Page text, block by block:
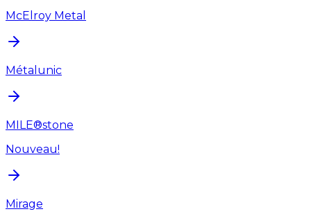
McElroy Metal
Métalunic
MILE®stone
Nouveau!
Mirage